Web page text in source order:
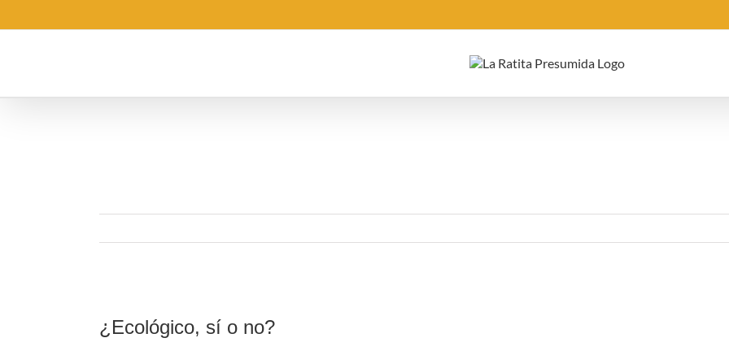
más
¿Ecológico, sí o no?